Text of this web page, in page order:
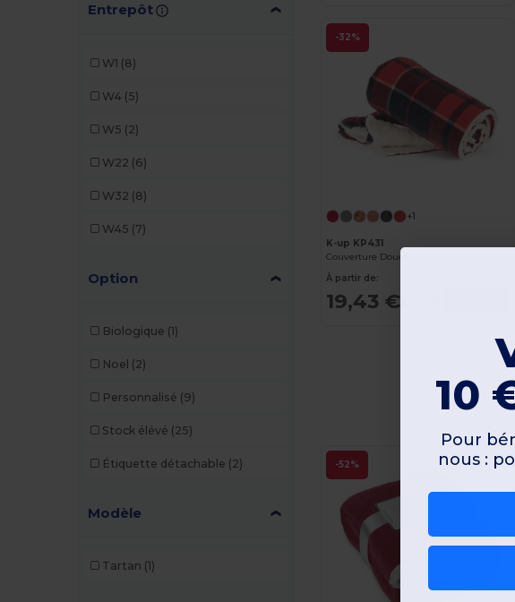
Gildan (1)
Entrepôt
W1 (8)
W4 (5)
W5 (2)
W22 (6)
W32 (8)
W45 (7)
Option
Biologique (1)
Noel (2)
Personnalisé (9)
Stock élévé (25)
Étiquette détachable (2)
Modèle
Tartan (1)
-32%
+1
K-up KP431
À partir de:
19,43 €
-52%
10
Pour
nous :